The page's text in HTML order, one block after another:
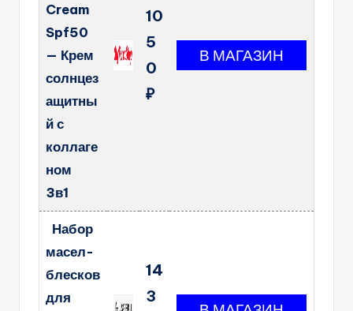
Cream
Spf50
— Крем
солнцез
ащитны
й с
коллаге
ном
3в1
10
5
0
₽
Набор
масел-
блесков
для
14
3